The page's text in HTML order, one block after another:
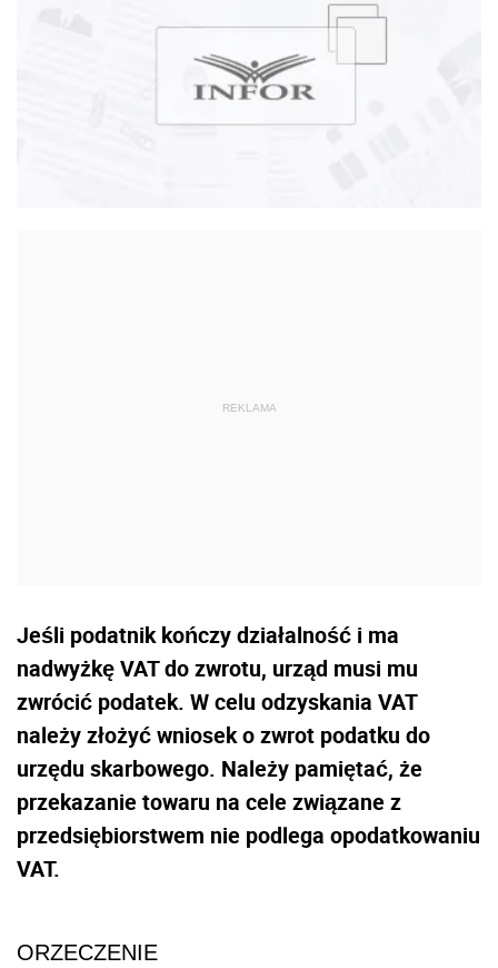
Jeśli podatnik kończy działalność i ma
nadwyżkę VAT do zwrotu, urząd musi mu
zwrócić podatek. W celu odzyskania VAT
należy złożyć wniosek o zwrot podatku do
urzędu skarbowego. Należy pamiętać, że
przekazanie towaru na cele związane z
przedsiębiorstwem nie podlega opodatkowaniu
VAT.
ORZECZENIE